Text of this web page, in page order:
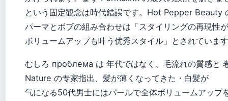
という固定観念は時代錯誤です。Hot Pepper Beauty
パーマとボブの組み合わせは「スタイリングの再現性
ボリュームアップも叶う优秀スタイル」とされていま
むしろ проблема は 年代ではなく、毛流れの質感と
Nature の专家指出、髪が薄くなってきた・白髪が
气になる50代男士にはパールで全体ボリュームアップ